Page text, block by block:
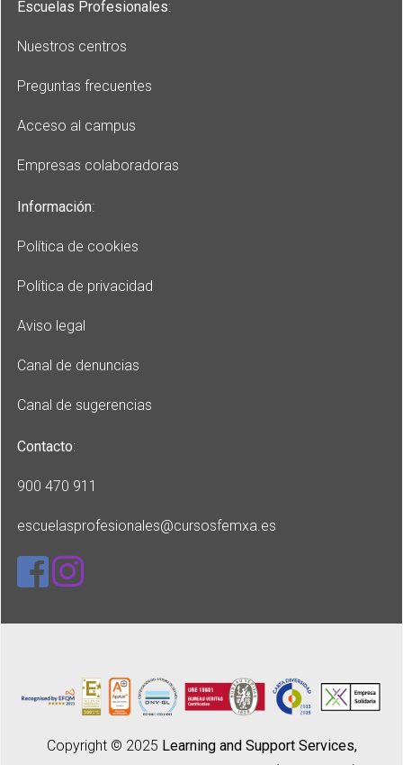
Escuelas Profesionales:
Nuestros centros
Preguntas frecuentes
Acceso al campus
Empresas colaboradoras
Información:
Política de cookies
Política de privacidad
Aviso legal
Canal de denuncias
Canal de sugerencias
Contacto:
900 470 911
escuelasprofesionales@cursosfemxa.es
Copyright © 2025 Learning and Support Services,